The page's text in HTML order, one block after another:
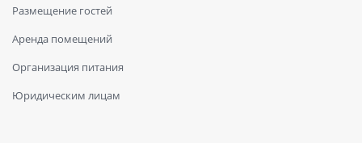
Размещение гостей
Аренда помещений
Организация питания
Юридическим лицам